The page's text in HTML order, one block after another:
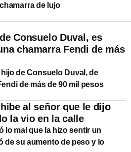
de lujo
Consuelo Duval, es
chamarra Fendi de más
de Consuelo Duval, de
de más de 90 mil pesos
al señor que le dijo
la vio en la calle
lo mal que la hizo sentir un
de su aumento de peso y lo